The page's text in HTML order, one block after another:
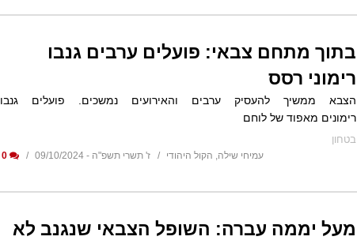
בתוך מתחם צבאי: פועלים ערבים גנבו
רימוני רסס
הצבא ממשיך להעסיק ערבים והאירועים נמשכים. פועלים גנבו
רימונים מאפוד של לוחם
בטחון
עמיחי שילה, הקול היהודי ז' תשרי תשפ"ה - 09/10/2024 0
מעל יממה עברה: השופל הצבאי שנגנב לא